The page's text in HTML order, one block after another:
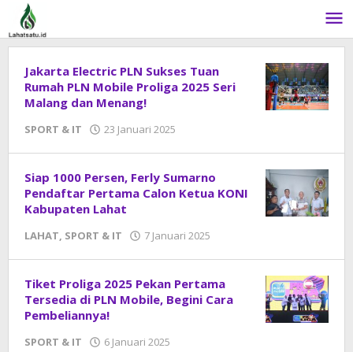
Lewati
konten
Jakarta Electric PLN Sukses Tuan
Rumah PLN Mobile Proliga 2025 Seri
Malang dan Menang!
SPORT & IT 23 Januari 2025
Siap 1000 Persen, Ferly Sumarno
Pendaftar Pertama Calon Ketua KONI
Kabupaten Lahat
LAHAT, SPORT & IT 7 Januari 2025
Tiket Proliga 2025 Pekan Pertama
Tersedia di PLN Mobile, Begini Cara
Pembeliannya!
SPORT & IT 6 Januari 2025